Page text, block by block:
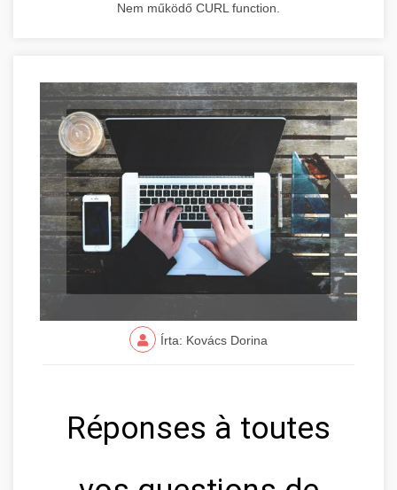
Nem működő CURL function.
Írta: Kovács Dorina
Réponses à toutes